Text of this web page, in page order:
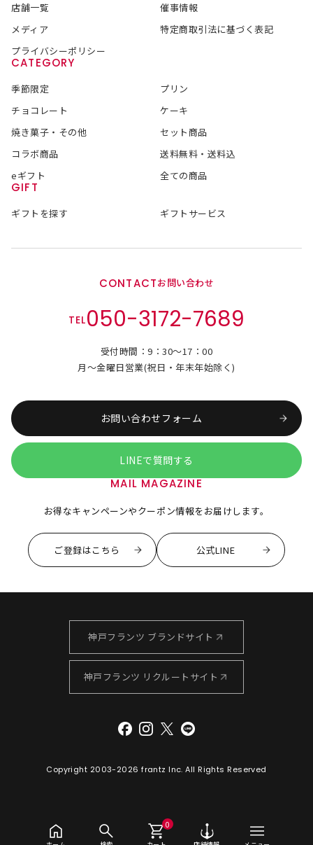
0
店舗一覧
催事情報
メディア
特定商取引法に基づく表記
プライバシーポリシー
CATEGORY
季節限定
プリン
チョコレート
ケーキ
焼き菓子・その他
セット商品
コラボ商品
送料無料・送料込
eギフト
全ての商品
GIFT
ギフトを探す ギフトサービス
CONTACTお問い合わせ
TEL050-3172-7689
受付時間：9：30～17：00
月～金曜日営業(祝日・年末年始除く)
お問い合わせフォーム
LINEで質問する
MAIL MAGAZINE
お得なキャンペーンやクーポン情報をお届けします。
ご登録はこちら 公式LINE
神戸フランツ ブランドサイト
神戸フランツ リクルートサイト
Copyright 2003-2026 frantz Inc. All Rights Reserved